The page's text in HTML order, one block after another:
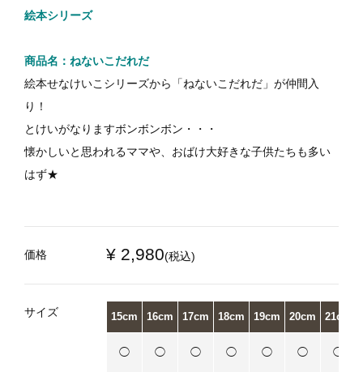
絵本シリーズ
商品名：ねないこだれだ
絵本せなけいこシリーズから「ねないこだれだ」が仲間入
り！
とけいがなりますボンボンボン・・・
懐かしいと思われるママや、おばけ大好きな子供たちも多い
はず★
価格 ¥ 2,980(税込)
サイズ 15cm 16cm 17cm 18cm 19cm 20cm 21cm
◯ ◯ ◯ ◯ ◯ ◯ ◯